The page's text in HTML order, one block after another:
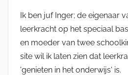
Ik ben juf Inger; de eigenaar
leerkracht op het speciaal
en moeder van twee
site wil ik laten zien dat
'genieten in het onderwijs' is.